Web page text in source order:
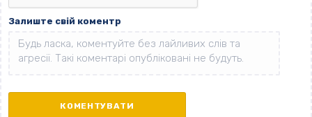
Залиште свій коментр